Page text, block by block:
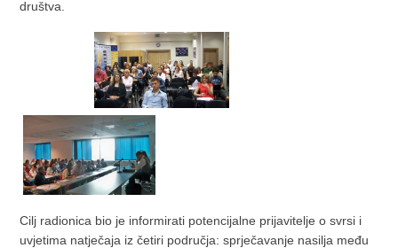
društva.
Cilj radionica bio je informirati potencijalne prijavitelje o svrsi i
uvjetima natječaja iz četiri područja: sprječavanje nasilja među